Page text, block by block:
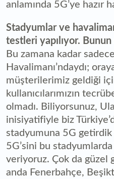
anlamında 5G’ye hazır
Stadyumlar ve
testleri yapılıyor. Bunun
Bu zamana kadar
Havalimanı’ndaydı;
müşterilerimiz geldiği
kullanıcılarımızın
olmadı. Biliyorsunuz,
inisiyatifiyle biz
stadyumuna 5G getirdik
5G’sini bu
veriyoruz. Çok da güzel
anda Fenerbahçe,